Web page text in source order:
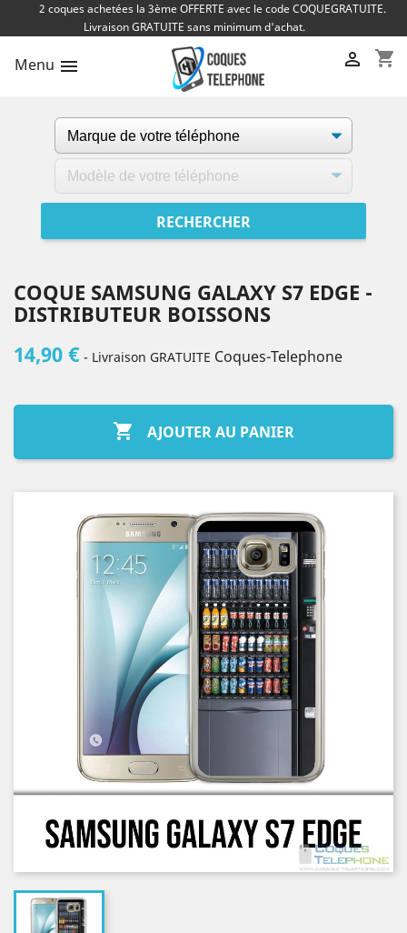
2 coques achetées la 3ème OFFERTE avec le code COQUEGRATUITE.
Livraison GRATUITE sans minimum d'achat.
Menu  shopping_cart

COQUE SAMSUNG GALAXY S7 EDGE -
DISTRIBUTEUR BOISSONS
14,90 € - Livraison GRATUITE Coques-Telephone
 AJOUTER AU PANIER